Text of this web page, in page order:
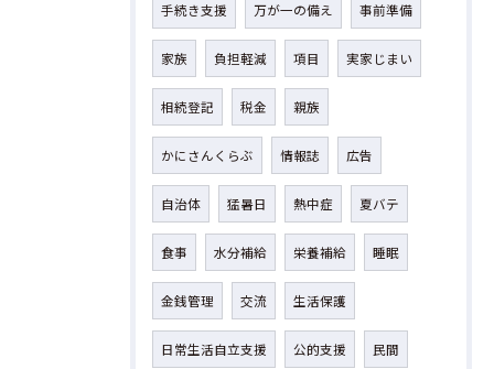
手続き支援 万が一の備え 事前準備
家族 負担軽減 項目 実家じまい
相続登記 税金 親族
かにさんくらぶ 情報誌 広告
自治体 猛暑日 熱中症 夏バテ
食事 水分補給 栄養補給 睡眠
金銭管理 交流 生活保護
日常生活自立支援 公的支援 民間